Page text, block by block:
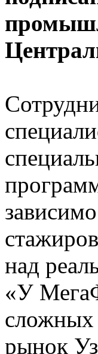
над
«У
рынок